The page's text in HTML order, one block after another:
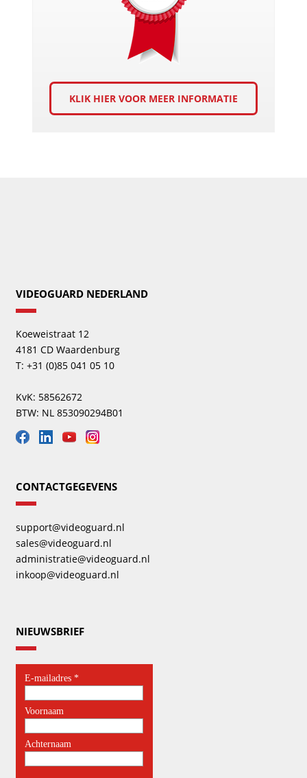
KLIK HIER VOOR MEER INFORMATIE
VIDEOGUARD NEDERLAND
Koeweistraat 12
4181 CD Waardenburg
T: +31 (0)85 041 05 10
KvK: 58562672
BTW: NL 853090294B01
CONTACTGEGEVENS
support@videoguard.nl
sales@videoguard.nl
administratie@videoguard.nl
inkoop@videoguard.nl
NIEUWSBRIEF